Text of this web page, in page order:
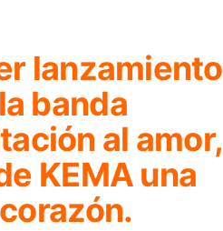
lanzamiento
banda
al amor,
KEMA una